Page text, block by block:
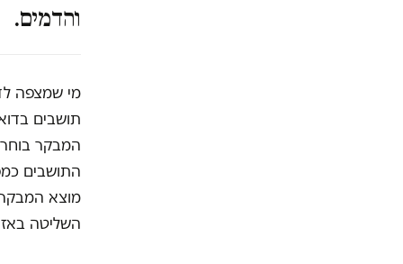
והדמים.
המבקר
התושבים
מוצא המבקר
השליטה